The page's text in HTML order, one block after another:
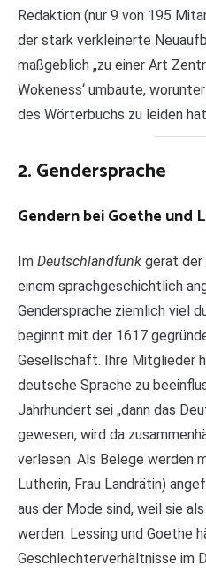
Redaktion (nur 9 von 195
der stark verkleinerte
maßgeblich „zu einer Art
Wokeness‘ umbaute,
des Wörterbuchs zu leiden
2. Gendersprache
Gendern bei Goethe und
Im Deutschlandfunk gerät der
einem sprachgeschichtlich
Gendersprache ziemlich viel
beginnt mit der 1617
Gesellschaft. Ihre Mitglieder
deutsche Sprache zu
Jahrhundert sei „dann das
gewesen, wird da
verlesen. Als Belege werden
Lutherin, Frau Landrätin)
aus der Mode sind, weil sie
werden. Lessing und Goethe
Geschlechterverhältnisse im